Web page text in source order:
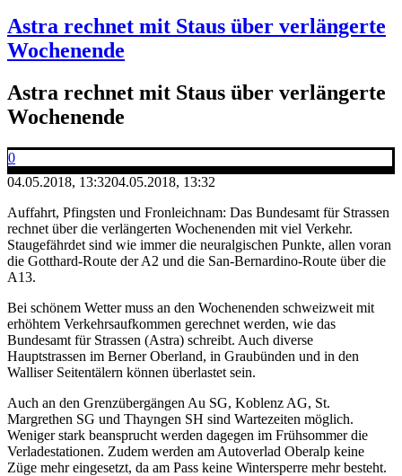
Astra rechnet mit Staus über verlängerte
Wochenende
Astra rechnet mit Staus über verlängerte
Wochenende
0
04.05.2018, 13:3204.05.2018, 13:32
Auffahrt, Pfingsten und Fronleichnam: Das Bundesamt für Strassen
rechnet über die verlängerten Wochenenden mit viel Verkehr.
Staugefährdet sind wie immer die neuralgischen Punkte, allen voran
die Gotthard-Route der A2 und die San-Bernardino-Route über die
A13.
Bei schönem Wetter muss an den Wochenenden schweizweit mit
erhöhtem Verkehrsaufkommen gerechnet werden, wie das
Bundesamt für Strassen (Astra) schreibt. Auch diverse
Hauptstrassen im Berner Oberland, in Graubünden und in den
Walliser Seitentälern können überlastet sein.
Auch an den Grenzübergängen Au SG, Koblenz AG, St.
Margrethen SG und Thayngen SH sind Wartezeiten möglich.
Weniger stark beansprucht werden dagegen im Frühsommer die
Verladestationen. Zudem werden am Autoverlad Oberalp keine
Züge mehr eingesetzt, da am Pass keine Wintersperre mehr besteht.